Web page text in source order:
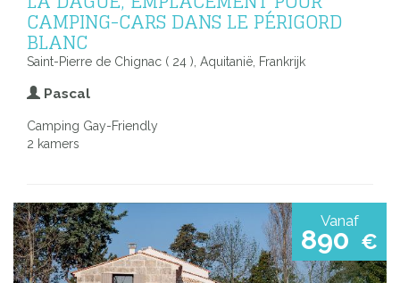
CAMPING-CARS DANS LE PÉRIGORD
BLANC
Saint-Pierre de Chignac ( 24 ), Aquitanië, Frankrijk
Pascal
Camping Gay-Friendly
2 kamers
Vanaf
890 €